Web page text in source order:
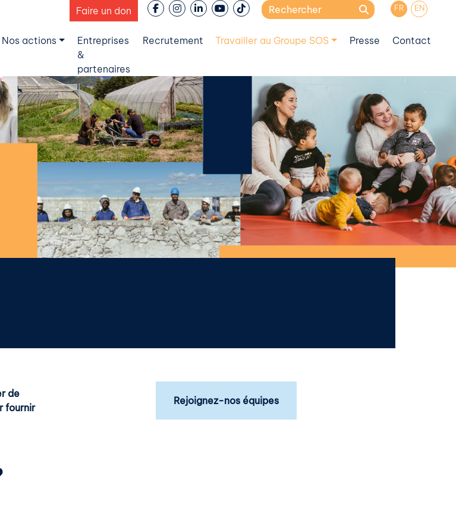
Faire un don
Search
FR EN
Nos actions
Entreprises
&
partenaires
Recrutement Travailler au Groupe SOS Presse Contact
de
fournir
Rejoignez-nos équipes